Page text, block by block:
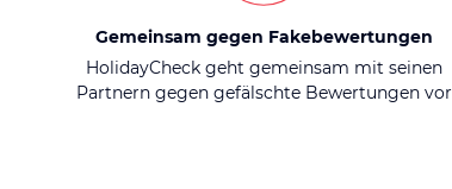
Gemeinsam gegen Fakebewertungen
HolidayCheck geht gemeinsam mit seinen
Partnern gegen gefälschte Bewertungen vor